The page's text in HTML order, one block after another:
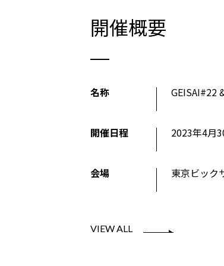
開催概要
名称 GEISAI#22
開催日程 2023年4月
会場 東京ビッ
VIEW ALL